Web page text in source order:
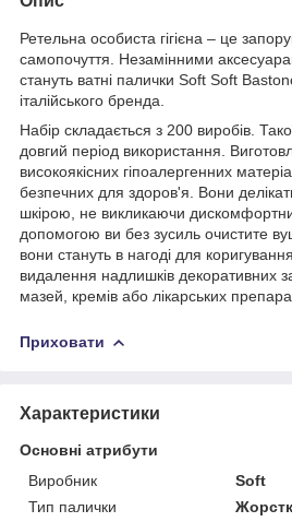
Ретельна особиста гігієна – це
самопочуття. Незамінними
стануть ватні палички Soft Soft
італійського бренда.
Набір складається з 200 виробів.
довгий період використання.
високоякісних гіпоалергенних
безпечних для здоров'я. Вони
шкірою, не викликаючи
допомогою ви без зусиль очистите
вони стануть в нагоді для
видалення надлишків декоративних
мазей, кремів або лікарських
Приховати
Характеристики
Основні атрибути
Виробник
Soft
Тип палички